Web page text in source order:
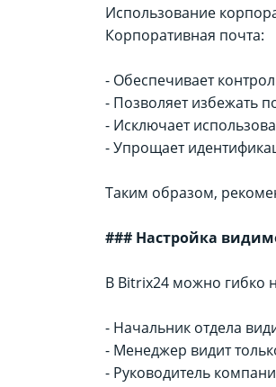
Использование
Корпоративная почта:
- Обеспечивает
- Позволяет избежать
- Исключает
- Упрощает
Таким образом,
### Настройка
В Bitrix24 можно гибко
- Начальник отдела
- Менеджер видит
- Руководитель